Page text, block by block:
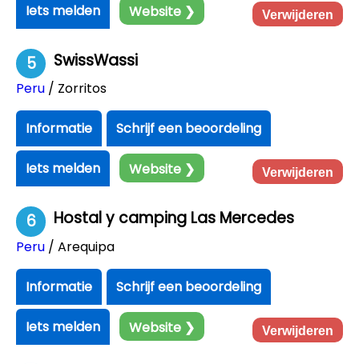
Iets melden Website ❯ Verwijderen
5 SwissWassi
Peru / Zorritos
Informatie Schrijf een beoordeling
Iets melden Website ❯ Verwijderen
6 Hostal y camping Las Mercedes
Peru / Arequipa
Informatie Schrijf een beoordeling
Iets melden Website ❯ Verwijderen